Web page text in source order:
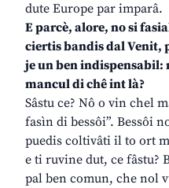
dute Europe par imparâ.
E parcè, alore, no si
ciertis bandis dal Venit,
je un ben indispensabil:
mancul di chê int là?
Sâstu ce? Nô o vin chel
fasìn di bessôi”. Bessôi
puedis coltivâti il to ort
e ti ruvine dut, ce fâstu?
pal ben comun, che nol